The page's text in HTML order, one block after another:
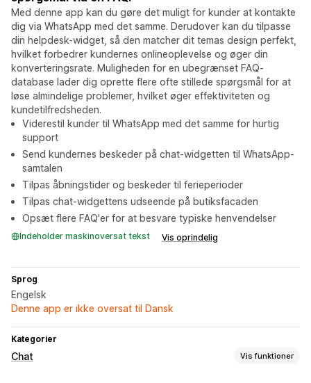
Med denne app kan du gøre det muligt for kunder at kontakte
dig via WhatsApp med det samme. Derudover kan du tilpasse
din helpdesk-widget, så den matcher dit temas design perfekt,
hvilket forbedrer kundernes onlineoplevelse og øger din
konverteringsrate. Muligheden for en ubegrænset FAQ-
database lader dig oprette flere ofte stillede spørgsmål for at
løse almindelige problemer, hvilket øger effektiviteten og
kundetilfredsheden.
Viderestil kunder til WhatsApp med det samme for hurtig
support
Send kundernes beskeder på chat-widgetten til WhatsApp-
samtalen
Tilpas åbningstider og beskeder til ferieperioder
Tilpas chat-widgettens udseende på butiksfacaden
Opsæt flere FAQ'er for at besvare typiske henvendelser
Indeholder maskinoversat tekst Vis oprindelig
Sprog
Engelsk
Denne app er ikke oversat til Dansk
Kategorier
Chat Vis funktioner